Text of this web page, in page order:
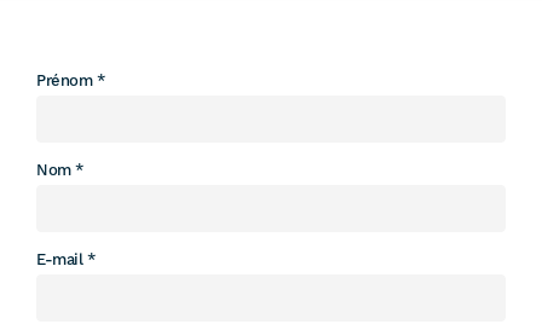
Leave
Prénom
Nom
E-mail